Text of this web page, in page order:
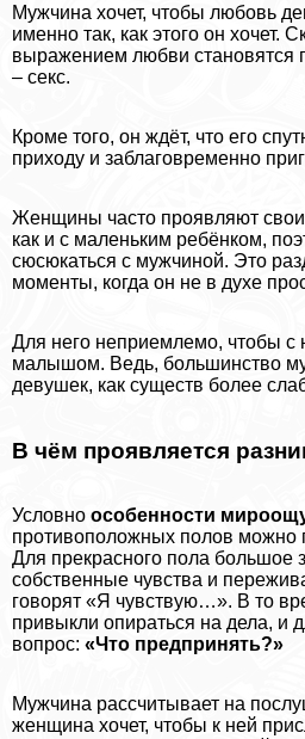
Мужчина хочет, чтобы любовь
именно так, как этого он хочет.
выражением любви становятся
– ceкc.
Кроме того, он ждёт, что его
приходу и заблаговременно
Женщины часто проявляют
как и с маленьким ребёнком,
сюсюкаться с мужчиной. Это
моменты, когда он не в духе
Для него неприемлемо, чтобы с
малышом. Ведь, большинство
дeвyшек, как существ более
В чём проявляется
Условно особенности
противоположных полов можно
Для прекрасного пола большое
собственные чувства и
говорят «Я чувствую…». В то
привыкли опираться на дела, и
вопрос: «Что предпринять?»
Мужчина рассчитывает на
женщина хочет, чтобы к ней